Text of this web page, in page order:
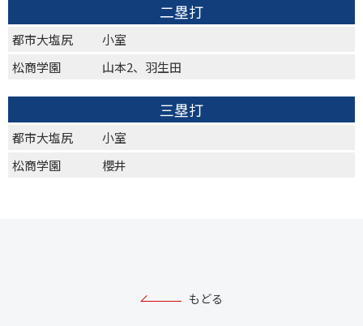
二塁打
都市大塩尻
小室
松商学園
山本2、羽生田
三塁打
都市大塩尻
小室
松商学園
櫻井
もどる